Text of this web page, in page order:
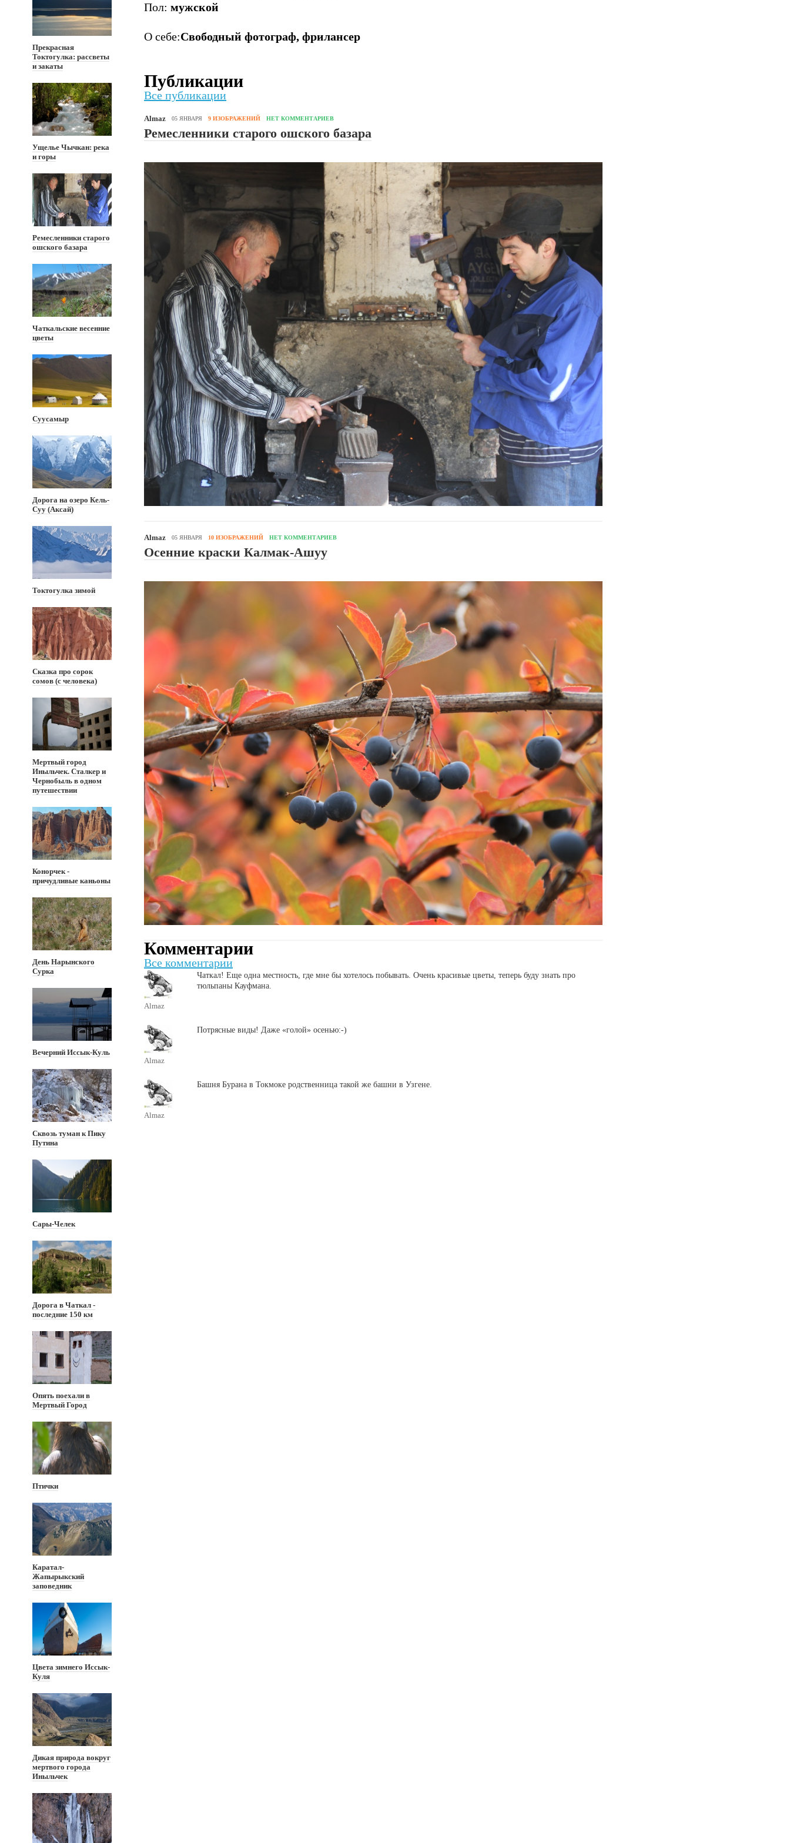
Прекрасная
Токтогулка: рассветы
и закаты
Ущелье Чычкан: река
и горы
Ремесленники старого
ошского базара
Чаткальские весенние
цветы
Суусамыр
Дорога на озеро Кель-
Суу (Аксай)
Токтогулка зимой
Сказка про сорок
сомов (с человека)
Мертвый город
Иныльчек. Сталкер и
Чернобыль в одном
путешествии
Конорчек -
причудливые каньоны
День Нарынского
Сурка
Вечерний Иссык-Куль
Сквозь туман к Пику
Путина
Сары-Челек
Дорога в Чаткал -
последние 150 км
Опять поехали в
Мертвый Город
Птички
Каратал-
Жапырыкский
заповедник
Цвета зимнего Иссык-
Куля
Дикая природа вокруг
мертвого города
Иныльчек
Пол: мужской
О себе:Свободный фотограф, фрилансер
Публикации
Все публикации
Almaz 05 ЯНВАРЯ 9 ИЗОБРАЖЕНИЙ НЕТ КОММЕНТАРИЕВ
Ремесленники старого ошского базара
Almaz 05 ЯНВАРЯ 10 ИЗОБРАЖЕНИЙ НЕТ КОММЕНТАРИЕВ
Осенние краски Калмак-Ашуу
Комментарии
Все комментарии
Almaz
Чаткал! Еще одна местность, где мне бы хотелось побывать. Очень красивые цветы, теперь буду знать про
тюльпаны Кауфмана.
Almaz
Потрясные виды! Даже «голой» осенью:-)
Almaz
Башня Бурана в Токмоке родственница такой же башни в Узгене.